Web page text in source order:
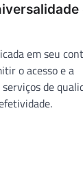
em seu
o acesso e a
de